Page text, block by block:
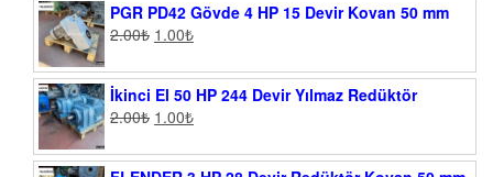
PGR PD42 Gövde 4 HP 15 Devir Kovan 50 mm
2.00₺ 1.00₺
İkinci El 50 HP 244 Devir Yılmaz Redüktör
2.00₺ 1.00₺